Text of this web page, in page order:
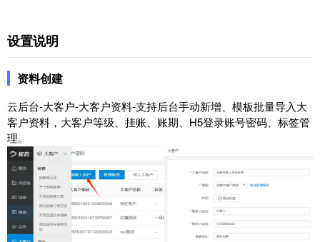
设置说明
资料创建
云后台-大客户-大客户资料-支持后台手动新增、模板批量导入大
客户资料，大客户等级、挂账、账期、H5登录账号密码、标签管
理。